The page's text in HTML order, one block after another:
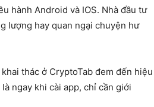
hành Android và IOS. Nhà đầu tư
lượng hay quan ngại chuyện hư
thác ở CryptoTab đem đến hiệu
ngay khi cài app, chỉ cần giới